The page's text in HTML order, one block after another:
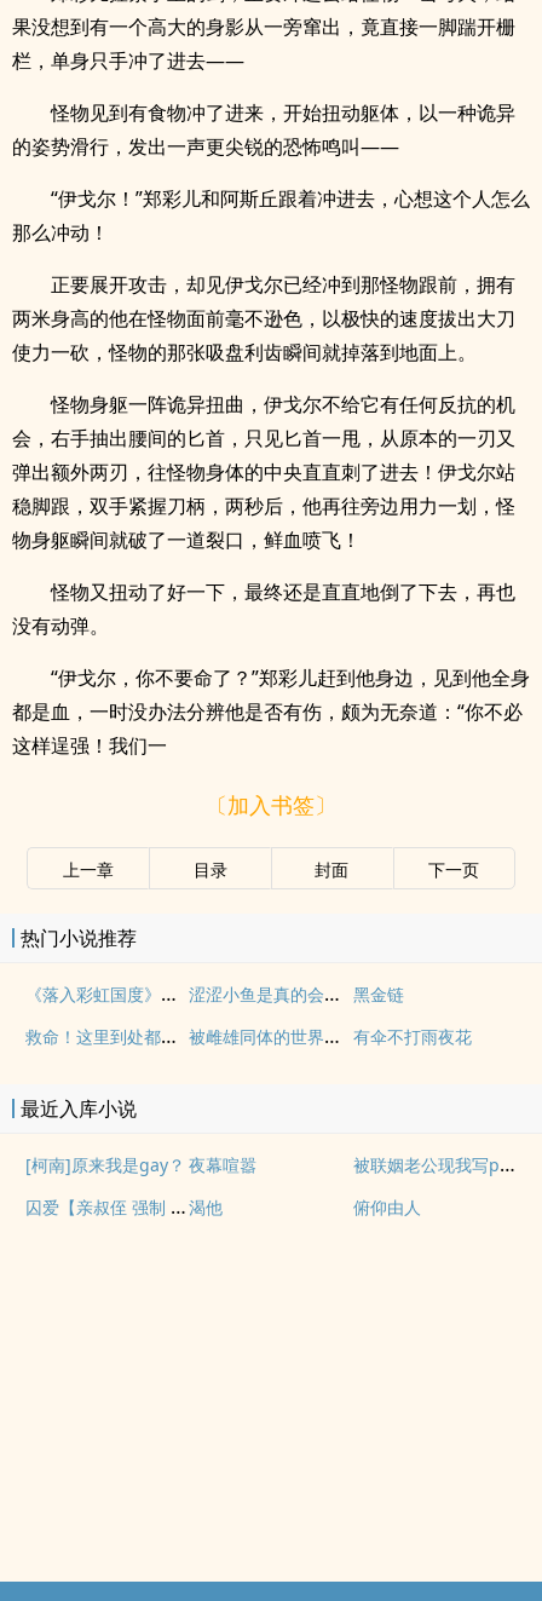
果没想到有一个高大的身影从一旁窜出，竟直接一脚踹开栅
栏，单身只手冲了进去——
怪物见到有食物冲了进来，开始扭动躯体，以一种诡异
的姿势滑行，发出一声更尖锐的恐怖鸣叫——
“伊戈尔！”郑彩儿和阿斯丘跟着冲进去，心想这个人怎么
那么冲动！
正要展开攻击，却见伊戈尔已经冲到那怪物跟前，拥有
两米身高的他在怪物面前毫不逊色，以极快的速度拔出大刀
使力一砍，怪物的那张吸盘利齿瞬间就掉落到地面上。
怪物身躯一阵诡异扭曲，伊戈尔不给它有任何反抗的机
会，右手抽出腰间的匕首，只见匕首一甩，从原本的一刃又
弹出额外两刃，往怪物身体的中央直直刺了进去！伊戈尔站
稳脚跟，双手紧握刀柄，两秒后，他再往旁边用力一划，怪
物身躯瞬间就破了一道裂口，鲜血喷飞！
怪物又扭动了好一下，最终还是直直地倒了下去，再也
没有动弹。
“伊戈尔，你不要命了？”郑彩儿赶到他身边，见到他全身
都是血，一时没办法分辨他是否有伤，颇为无奈道：“你不必
这样逞强！我们一
〔加入书签〕
上一章 目录 封面 下一页
热门小说推荐
《落入彩虹国度》穿越+西幻+言情 涩涩小鱼是真的会被干透 黑金链
救命！这里到处都是阴暗批（西幻NPH） 被雌雄同体的世界爆炒了（玄幻nph） 有伞不打雨夜花
最近入库小说
[柯南]原来我是gay？ 夜幕喧嚣
被联姻老公现我写po文后
囚爱【亲叔侄 强制 1v1 h】渴他 俯仰由人